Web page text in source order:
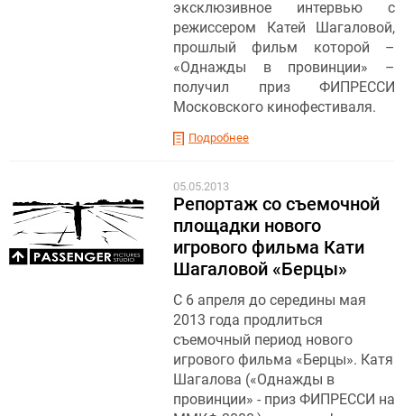
эксклюзивное интервью с
режиссером Катей Шагаловой,
прошлый фильм которой –
«Однажды в провинции» –
получил приз ФИПРЕССИ
Московского кинофестиваля.
Подробнее
05.05.2013
Репортаж со съемочной
площадки нового
игрового фильма Кати
Шагаловой «Берцы»
С 6 апреля до середины мая
2013 года продлиться
съемочный период нового
игрового фильма «Берцы». Катя
Шагалова («Однажды в
провинции» - приз ФИПРЕССИ на